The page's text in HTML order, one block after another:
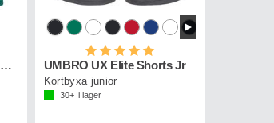
UMBRO UX Elite Keeper Shorts Jr
Betyg:
UMBRO UX Elite Shorts Jr
Kortbyxa junior
30+ i lager